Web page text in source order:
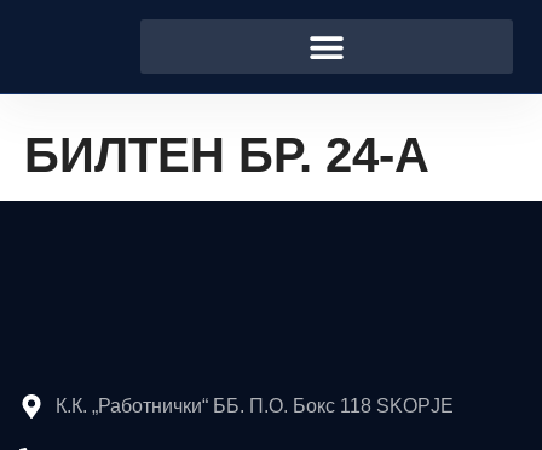
БИЛТЕН БР. 24-А
К.К. „Работнички“ ББ. П.О. Бокс 118 SKOPJE